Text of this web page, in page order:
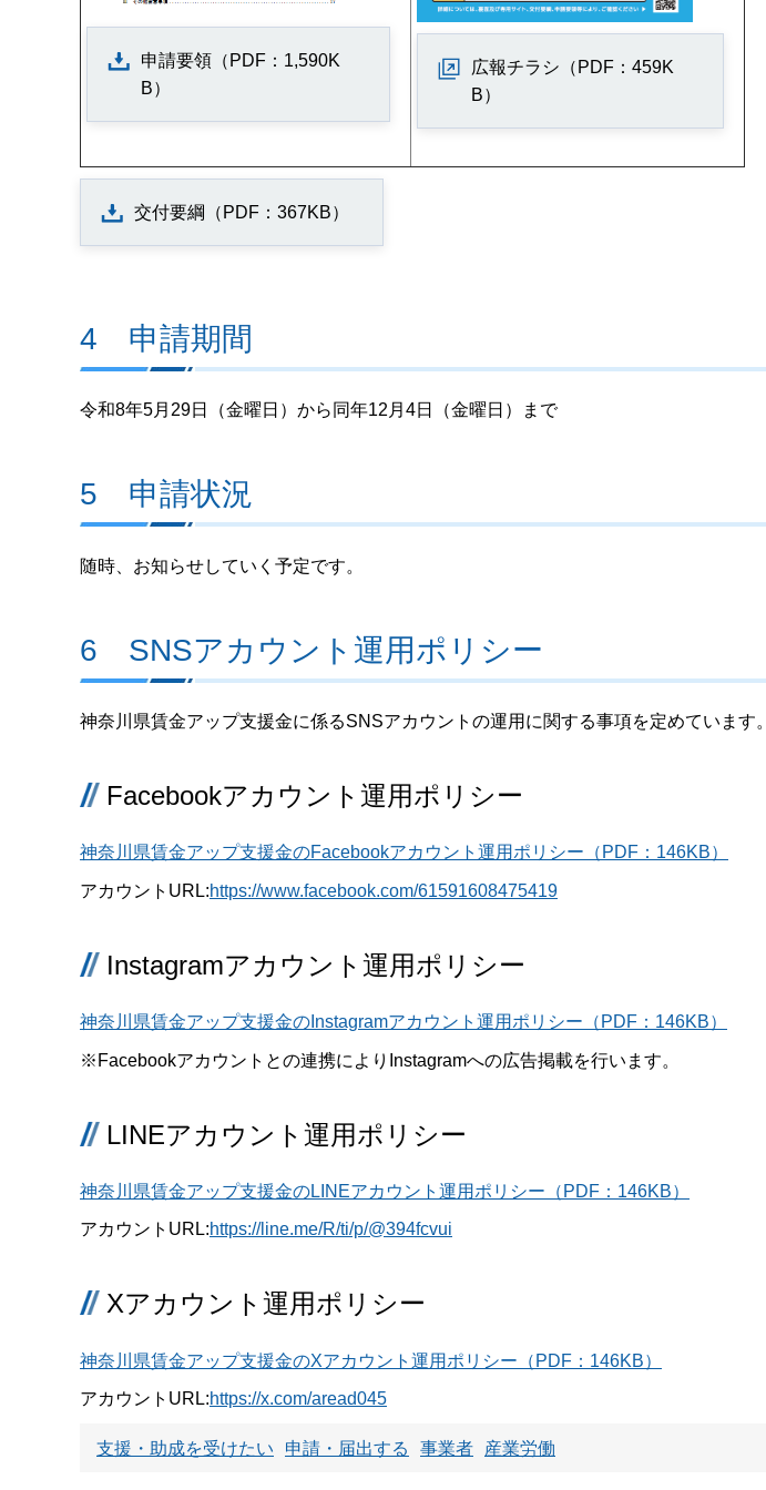
申請要領（PDF：1,590K
B）
広報チラシ（PDF：459K
B）
交付要綱（PDF：367KB）
4 申請期間
令和8年5月29日（金曜日）から同年12月4日（金曜日）まで
5 申請状況
随時、お知らせしていく予定です。
6 SNSアカウント運用ポリシー
神奈川県賃金アップ支援金に係るSNSアカウントの運用に関する事項を定めています。
Facebookアカウント運用ポリシー
神奈川県賃金アップ支援金のFacebookアカウント運用ポリシー（PDF：146KB）
アカウントURL:https://www.facebook.com/61591608475419
Instagramアカウント運用ポリシー
神奈川県賃金アップ支援金のInstagramアカウント運用ポリシー（PDF：146KB）
※Facebookアカウントとの連携によりInstagramへの広告掲載を行います。
LINEアカウント運用ポリシー
神奈川県賃金アップ支援金のLINEアカウント運用ポリシー（PDF：146KB）
アカウントURL:https://line.me/R/ti/p/@394fcvui
Xアカウント運用ポリシー
神奈川県賃金アップ支援金のXアカウント運用ポリシー（PDF：146KB）
アカウントURL:https://x.com/aread045
支援・助成を受けたい 申請・届出する 事業者 産業労働